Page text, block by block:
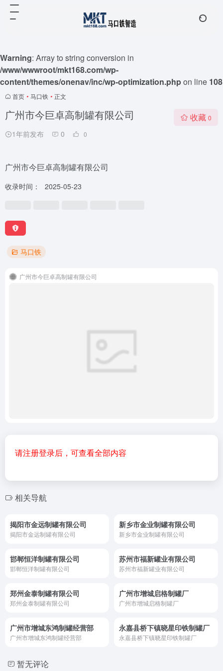
Warning: Array to string conversion in
/www/wwwroot/mkt168.com/wp-
content/themes/onenav/inc/wp-optimization.phpon line 108
首页 • 马口铁 • 正文
广州市今巨卓高制罐有限公司
1年前发布 0 0
收藏 0
广州市今巨卓高制罐有限公司
收录时间： 2025-05-23
马口铁
广州市今巨卓高制罐有限公司
请注册登录后，可查看全部内容
相关导航
揭阳市金远制罐有限公司
揭阳市金远制罐有限公司
新乡市金业制罐有限公司
新乡市金业制罐有限公司
邯郸恒洋制罐有限公司
邯郸恒洋制罐有限公司
苏州市福新罐业有限公司
苏州市福新罐业有限公司
郑州金泰制罐有限公司
郑州金泰制罐有限公司
广州市增城启格制罐厂
广州市增城启格制罐厂
广州市增城东鸿制罐经营部
广州市增城东鸿制罐经营部
永嘉县桥下镇晓星印铁制罐厂
永嘉县桥下镇晓星印铁制罐厂
暂无评论